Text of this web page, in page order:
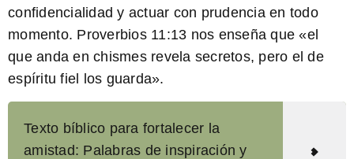
confidencialidad y actuar con prudencia en todo
momento. Proverbios 11:13 nos enseña que «el
que anda en chismes revela secretos, pero el de
espíritu fiel los guarda».
Texto bíblico para fortalecer la
amistad: Palabras de inspiración y